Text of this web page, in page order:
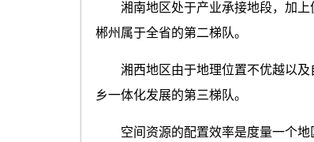
湘南地区处于产业承接地段，加上
郴州属于全省的第二梯队。
湘西地区由于地理位置不优越以及
乡一体化发展的第三梯队。
空间资源的配置效率是度量一个地